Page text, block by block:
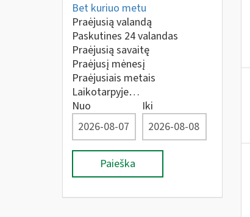
Bet kuriuo metu
Praėjusią valandą
Paskutines 24 valandas
Praėjusią savaitę
Praėjusį mėnesį
Praėjusiais metais
Laikotarpyje…
Nuo
Iki
Paieška